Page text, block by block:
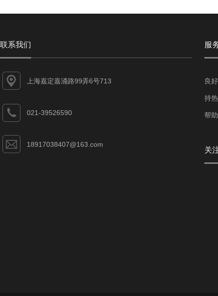
联系我们
上海嘉定嘉涌路99弄6号713
021-39526590
18917038407@163.com
服
良
持
帮
关